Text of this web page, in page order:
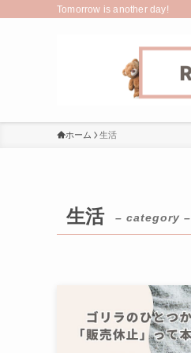
Tomorrow is another day!
ホーム 生活
生活 – category –